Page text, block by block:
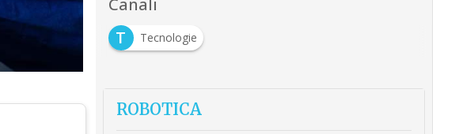
Canali
T
Tecnologie
ROBOTICA